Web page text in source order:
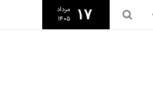
۱۷
مرداد
۱۴۰۵